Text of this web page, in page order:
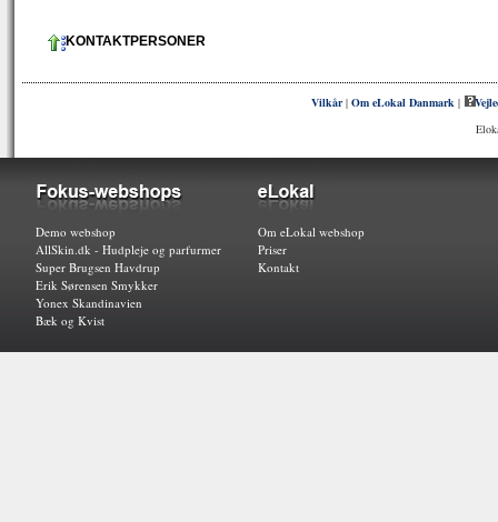
KONTAKTPERSONER
Vilkår|Om eLokal Danmark |
Demo webshop
AllSkin.dk - Hudpleje og parfurmer
Super Brugsen Havdrup
Erik Sørensen Smykker
Yonex Skandinavien
Bæk og Kvist
Om eLokal webshop
Priser
Kontakt